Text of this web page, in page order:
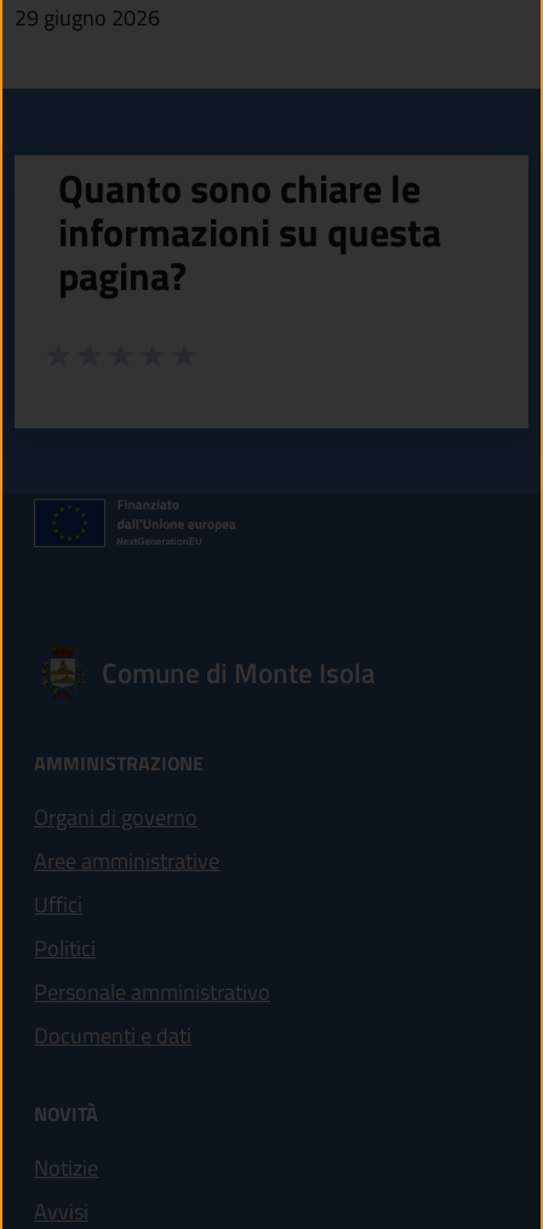
29 giugno 2026
Quanto sono chiare le
informazioni su questa
pagina?
Comune di Monte Isola
AMMINISTRAZIONE
Organi di governo
Aree amministrative
Uffici
Politici
Personale amministrativo
Documenti e dati
NOVITÀ
Notizie
Avvisi